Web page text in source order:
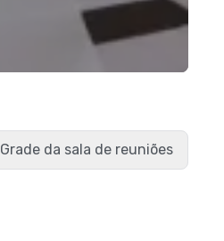
Grade da sala de reuniões